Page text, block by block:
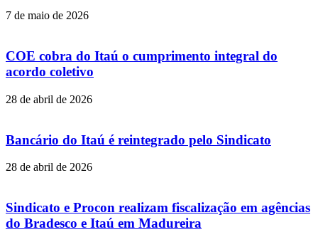
7 de maio de 2026
COE cobra do Itaú o cumprimento integral do
acordo coletivo
28 de abril de 2026
Bancário do Itaú é reintegrado pelo Sindicato
28 de abril de 2026
Sindicato e Procon realizam fiscalização em agências
do Bradesco e Itaú em Madureira